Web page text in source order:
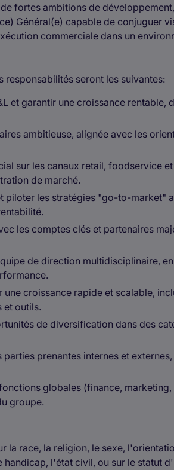
fortes ambitions de
Général(e) capable de conjuguer
commerciale dans un
responsabilités seront les suivantes:
et garantir une croissance rentable,
ambitieuse, alignée avec les
sur les canaux retail, foodservice
de marché.
piloter les stratégies "go-to-market"
les comptes clés et partenaires
de direction multidisciplinaire,
croissance rapide et scalable,
et outils.
de diversification dans des
prenantes internes et externes,
globales (finance, marketing,
groupe.
la race, la religion, le sexe,
l'état civil, ou sur le statut